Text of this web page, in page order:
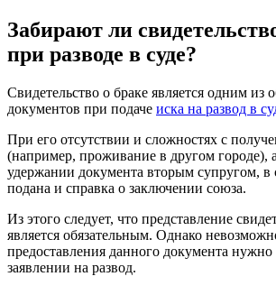
Забирают ли
при разводе в суде?
Свидетельство о браке является одним из
документов при подаче иска на развод в
При его отсутствии и сложностях с
(например, проживание в другом городе),
удержании документа вторым супругом, в
подана и справка о заключении союза.
Из этого следует, что представление
является обязательным. Однако
предоставления данного документа нужно
заявлении на развод.